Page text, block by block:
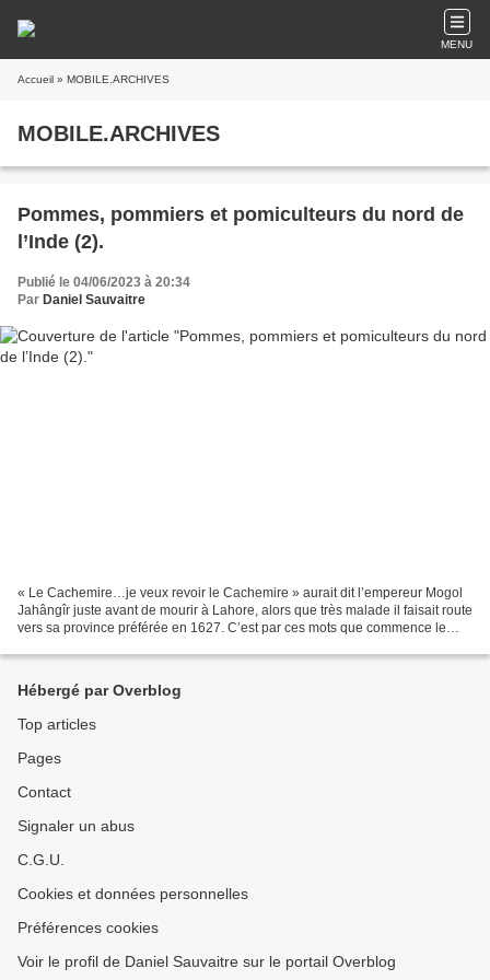
MENU
Accueil » MOBILE.ARCHIVES
MOBILE.ARCHIVES
Pommes, pommiers et pomiculteurs du nord de
l’Inde (2).
Publié le 04/06/2023 à 20:34
Par Daniel Sauvaitre
« Le Cachemire…je veux revoir le Cachemire » aurait dit l’empereur Mogol
Jahângîr juste avant de mourir à Lahore, alors que très malade il faisait route
vers sa province préférée en 1627. C’est par ces mots que commence le
Hébergé par Overblog
Top articles
Pages
Contact
Signaler un abus
C.G.U.
Cookies et données personnelles
Préférences cookies
Voir le profil de Daniel Sauvaitre sur le portail Overblog